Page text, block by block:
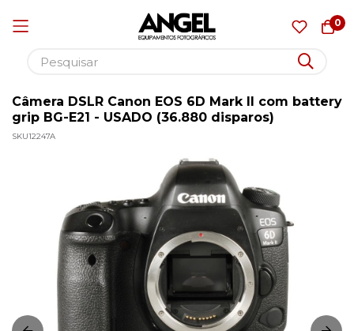
0
Pular
para
o
Câmera DSLR Canon EOS 6D Mark II com battery
grip BG-E21 - USADO (36.880 disparos)
SKU12247A
imagens